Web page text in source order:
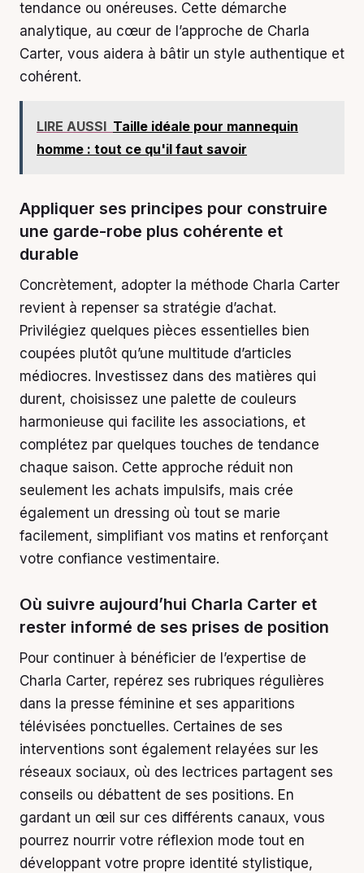
tendance ou onéreuses. Cette démarche
analytique, au cœur de l’approche de Charla
Carter, vous aidera à bâtir un style authentique et
cohérent.
LIRE AUSSI Taille idéale pour mannequin
homme : tout ce qu'il faut savoir
Appliquer ses principes pour construire
une garde-robe plus cohérente et
durable
Concrètement, adopter la méthode Charla Carter
revient à repenser sa stratégie d’achat.
Privilégiez quelques pièces essentielles bien
coupées plutôt qu’une multitude d’articles
médiocres. Investissez dans des matières qui
durent, choisissez une palette de couleurs
harmonieuse qui facilite les associations, et
complétez par quelques touches de tendance
chaque saison. Cette approche réduit non
seulement les achats impulsifs, mais crée
également un dressing où tout se marie
facilement, simplifiant vos matins et renforçant
votre confiance vestimentaire.
Où suivre aujourd’hui Charla Carter et
rester informé de ses prises de position
Pour continuer à bénéficier de l’expertise de
Charla Carter, repérez ses rubriques régulières
dans la presse féminine et ses apparitions
télévisées ponctuelles. Certaines de ses
interventions sont également relayées sur les
réseaux sociaux, où des lectrices partagent ses
conseils ou débattent de ses positions. En
gardant un œil sur ces différents canaux, vous
pourrez nourrir votre réflexion mode tout en
développant votre propre identité stylistique,